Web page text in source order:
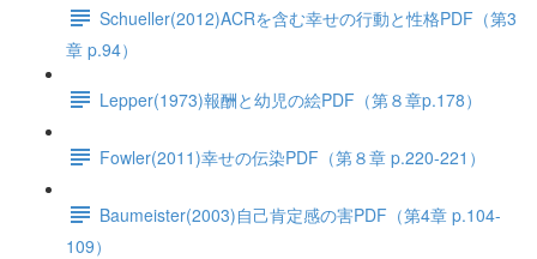
Schueller(2012)ACRを含む幸せの行動と性格PDF（第3
章 p.94）
Lepper(1973)報酬と幼児の絵PDF（第８章p.178）
Fowler(2011)幸せの伝染PDF（第８章 p.220-221）
Baumeister(2003)自己肯定感の害PDF（第4章 p.104-
109）